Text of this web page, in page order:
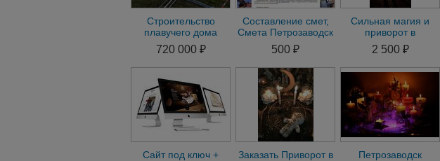
Строительство
плавучего дома
720 000 ₽
Составление смет,
Смета Петрозаводск
500 ₽
Сильная магия и
приворот в
Петрозаводске
2 500 ₽
Сайт под ключ +
Заказать Приворот в
Петрозаводск